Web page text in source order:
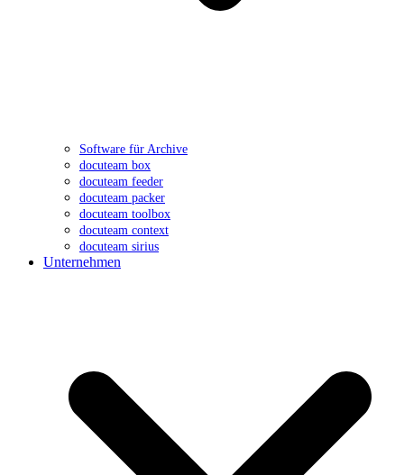
Software für Archive
docuteam box
docuteam feeder
docuteam packer
docuteam toolbox
docuteam context
docuteam sirius
Unternehmen